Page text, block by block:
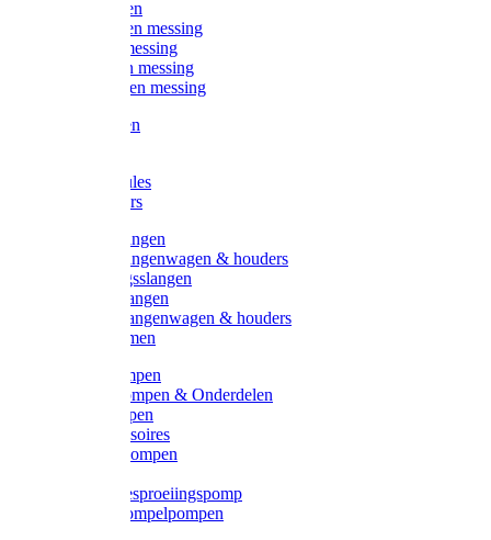
Kogelkranen
Koppelingen messing
Sproeiers messing
Tuinspuiten messing
Slangstukken messing
Handspuiten
Kunststoftules
Regenmeters
Overige slangen
Overige slangenwagen & houders
Beregeningsslangen
Gardena slangen
Gardena slangenwagen & houders
Slangklemmen
Leader pompen
Zwengelpompen & Onderdelen
Ebara pompen
Pompaccessoires
Excellent pompen
Gardena besproeiingspomp
Gardena dompelpompen